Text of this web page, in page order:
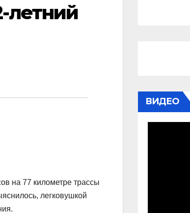
летний
на 77 километре трассы
легковушкой
ВИДЕО